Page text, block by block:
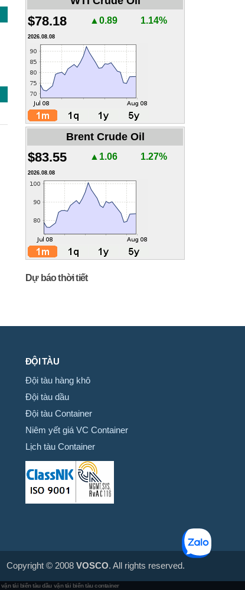
$78.18 ▲0.89 1.14%
2026.08.08
Brent Crude Oil
$83.55 ▲1.06 1.27%
2026.08.08
Dự báo thời tiết
ĐỘI TÀU
Đội tàu hàng khô
Đội tàu dầu
Đội tàu Container
Niêm yết giá VC Container
Lịch tàu Container
Copyright © 2008 VOSCO. All rights reserved.
vận tải biển tàu dầu vận tải biển tàu container